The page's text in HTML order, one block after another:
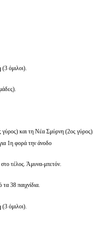
(3 όμιλοι).
και τη Νέα Σμύρνη (2ος γύρος).
1η φορά την άνοδο
τέλος. Άμυνα-μπετόν.
38 παιχνίδια.
(3 όμιλοι).